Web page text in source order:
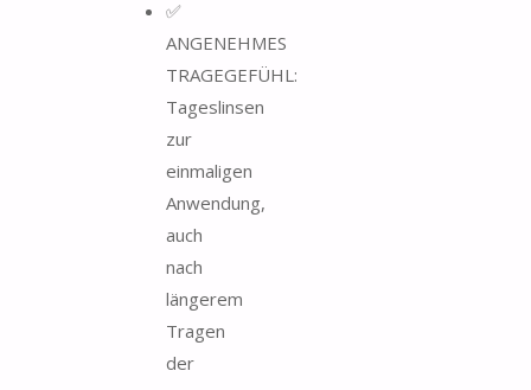
✅
ANGENEHMES
TRAGEGEFÜHL:
Tageslinsen
zur
einmaligen
Anwendung,
auch
nach
längerem
Tragen
der